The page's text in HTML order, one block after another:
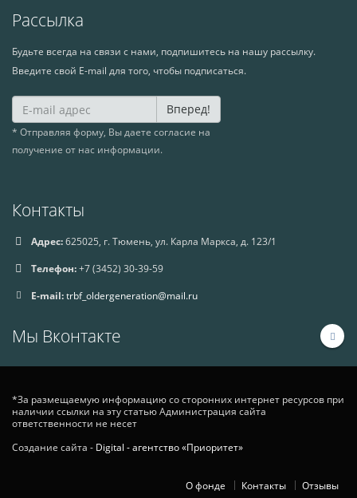
Рассылка
Будьте всегда на связи с нами, подпишитесь на нашу рассылку.
Введите свой E-mail для того, чтобы подписаться.
Вперед!
* Отправляя форму, Вы даете согласие на
получение от нас информации.
Контакты
Адрес:625025, г. Тюмень, ул. Карла Маркса, д. 123/1
Телефон:+7 (3452) 30-39-59
E-mail:trbf_oldergeneration@mail.ru
Мы Вконтакте
*За размещаемую информацию со сторонних интернет ресурсов при
наличии ссылки на эту статью Администрация сайта
ответственности не несет
Создание сайта - Digital - агентство «Приоритет»
О фонде Контакты Отзывы